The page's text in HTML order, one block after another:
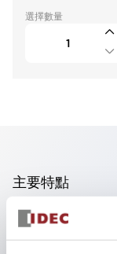
選擇數量
主要特點
可進行集合密著
附鎖選擇開關採